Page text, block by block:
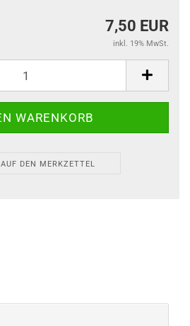
7,50 EUR
inkl. 19% MwSt.
AUF DEN MERKZETTEL